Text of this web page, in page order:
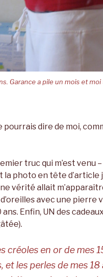
Garance a pile un mois et moi
pourrais dire de moi,
truc qui m’est venu
photo en tête d’article
vérité allait
avec une pierre
Enfin, UN des
créoles en or de mes
et les perles de mes